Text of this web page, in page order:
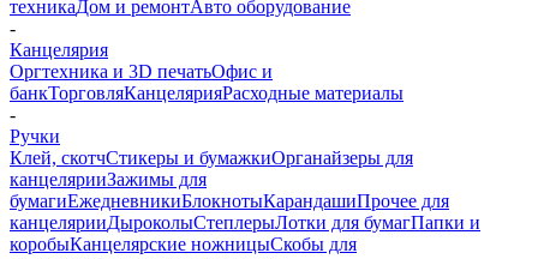
техникаДом и ремонтАвто оборудование
-
Канцелярия
Оргтехника и 3D печатьОфис и
банкТорговляКанцелярияРасходные материалы
-
Ручки
Клей, скотчСтикеры и бумажкиОрганайзеры для
канцелярииЗажимы для
бумагиЕжедневникиБлокнотыКарандашиПрочее для
канцелярииДыроколыСтеплерыЛотки для бумагПапки и
коробыКанцелярские ножницыСкобы для